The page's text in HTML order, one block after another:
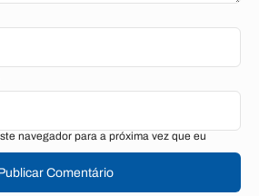
navegador para a próxima vez que eu
Comentário